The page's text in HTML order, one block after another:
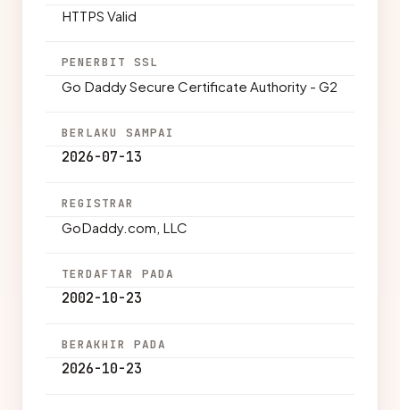
HTTPS Valid
PENERBIT SSL
Go Daddy Secure Certificate Authority - G2
BERLAKU SAMPAI
2026-07-13
REGISTRAR
GoDaddy.com, LLC
TERDAFTAR PADA
2002-10-23
BERAKHIR PADA
2026-10-23